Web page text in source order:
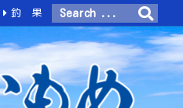
釣 果